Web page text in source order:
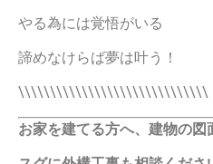
やる為には覚悟がいる
諦めなけらば夢は叶う！
\\\\\\\\\\\\\\\\\\\\\\\\\\\\\\
お家を建てる方へ、建物の図